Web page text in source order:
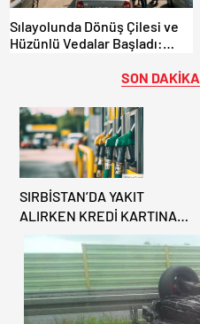
Sılayolunda Dönüş Çilesi ve
Hüzünlü Vedalar Başladı:
SON DAKİKA
SIRBİSTAN’DA YAKIT
ALIRKEN KREDİ KARTINA
DİKKAT: MAĞDUR
OLMAYIN!